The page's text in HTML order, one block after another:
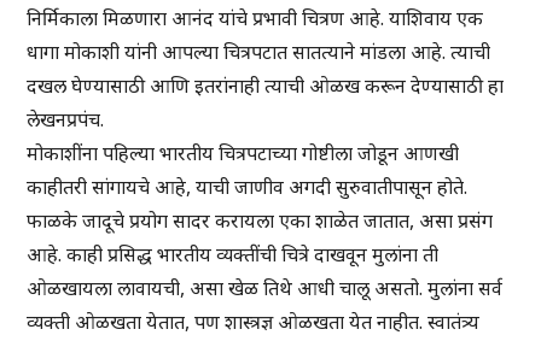
निर्मिकाला मिळणारा आनंद यांचे प्रभावी चित्रण आहे. याशिवाय एक
धागा मोकाशी यांनी आपल्या चित्रपटात सातत्याने मांडला आहे. त्याची
दखल घेण्यासाठी आणि इतरांनाही त्याची ओळख करून देण्यासाठी हा
लेखनप्रपंच.
मोकाशींना पहिल्या भारतीय चित्रपटाच्या गोष्टीला जोडून आणखी
काहीतरी सांगायचे आहे, याची जाणीव अगदी सुरुवातीपासून होते.
फाळके जादूचे प्रयोग सादर करायला एका शाळेत जातात, असा प्रसंग
आहे. काही प्रसिद्ध भारतीय व्यक्तींची चित्रे दाखवून मुलांना ती
ओळखायला लावायची, असा खेळ तिथे आधी चालू असतो. मुलांना सर्व
व्यक्ती ओळखता येतात, पण शास्त्रज्ञ ओळखता येत नाहीत. स्वातंत्र्य